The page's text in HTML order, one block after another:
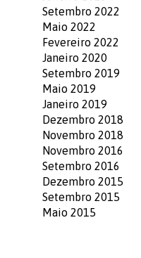
Setembro 2022
Maio 2022
Fevereiro 2022
Janeiro 2020
Setembro 2019
Maio 2019
Janeiro 2019
Dezembro 2018
Novembro 2018
Novembro 2016
Setembro 2016
Dezembro 2015
Setembro 2015
Maio 2015